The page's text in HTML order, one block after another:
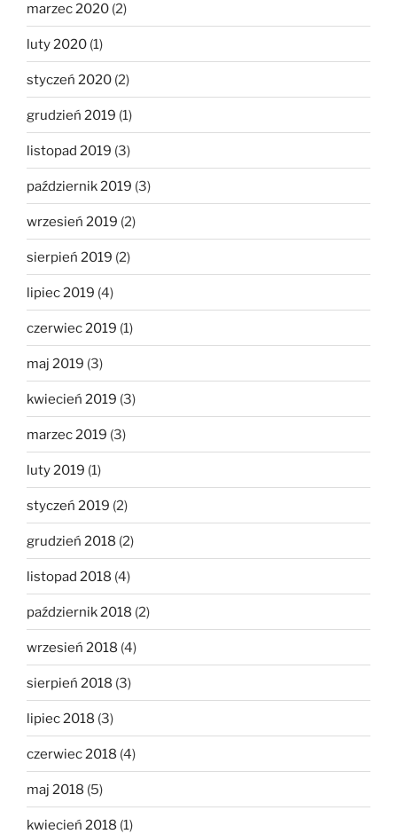
marzec 2020 (2)
luty 2020 (1)
styczeń 2020 (2)
grudzień 2019 (1)
listopad 2019 (3)
październik 2019 (3)
wrzesień 2019 (2)
sierpień 2019 (2)
lipiec 2019 (4)
czerwiec 2019 (1)
maj 2019 (3)
kwiecień 2019 (3)
marzec 2019 (3)
luty 2019 (1)
styczeń 2019 (2)
grudzień 2018 (2)
listopad 2018 (4)
październik 2018 (2)
wrzesień 2018 (4)
sierpień 2018 (3)
lipiec 2018 (3)
czerwiec 2018 (4)
maj 2018 (5)
kwiecień 2018 (1)